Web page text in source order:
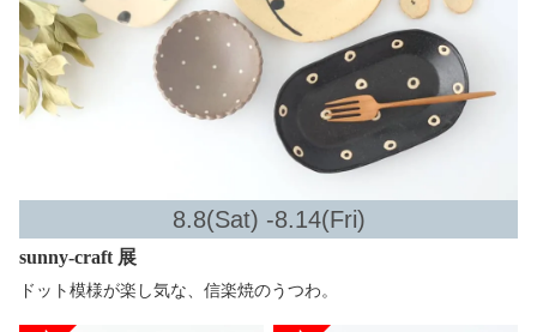
8.8(Sat) -8.14(Fri)
sunny-craft 展
ドット模様が楽し気な、信楽焼のうつわ。